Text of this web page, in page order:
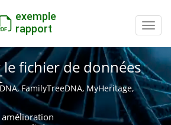
exemple
rapport
le fichier de données
FamilyTreeDNA, MyHeritage,